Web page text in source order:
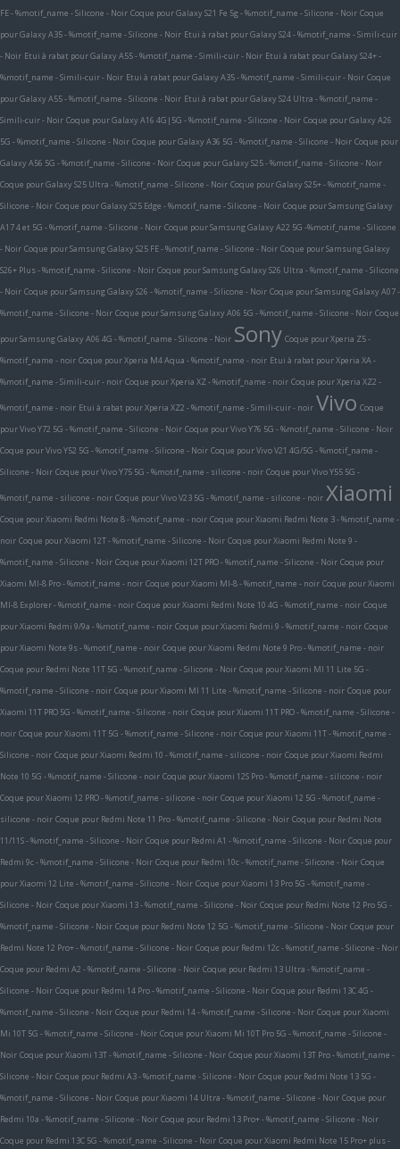
FE - %motif_name - Silicone - Noir Coque pour Galaxy S21 Fe 5g - %motif_name - Silicone - Noir Coque
pour Galaxy A35 - %motif_name - Silicone - Noir Etui à rabat pour Galaxy S24 - %motif_name - Simili-cuir
- Noir Etui à rabat pour Galaxy A55 - %motif_name - Simili-cuir - Noir Etui à rabat pour Galaxy S24+ -
%motif_name - Simili-cuir - Noir Etui à rabat pour Galaxy A35 - %motif_name - Simili-cuir - Noir Coque
pour Galaxy A55 - %motif_name - Silicone - Noir Etui à rabat pour Galaxy S24 Ultra - %motif_name -
Simili-cuir - Noir Coque pour Galaxy A16 4G|5G - %motif_name - Silicone - Noir Coque pour Galaxy A26
5G - %motif_name - Silicone - Noir Coque pour Galaxy A36 5G - %motif_name - Silicone - Noir Coque pour
Galaxy A56 5G - %motif_name - Silicone - Noir Coque pour Galaxy S25 - %motif_name - Silicone - Noir
Coque pour Galaxy S25 Ultra - %motif_name - Silicone - Noir Coque pour Galaxy S25+ - %motif_name -
Silicone - Noir Coque pour Galaxy S25 Edge - %motif_name - Silicone - Noir Coque pour Samsung Galaxy
A17 4 et 5G - %motif_name - Silicone - Noir Coque pour Samsung Galaxy A22 5G -%motif_name - Silicone
- Noir Coque pour Samsung Galaxy S25 FE - %motif_name - Silicone - Noir Coque pour Samsung Galaxy
S26+ Plus - %motif_name - Silicone - Noir Coque pour Samsung Galaxy S26 Ultra - %motif_name - Silicone
- Noir Coque pour Samsung Galaxy S26 - %motif_name - Silicone - Noir Coque pour Samsung Galaxy A07 -
%motif_name - Silicone - Noir Coque pour Samsung Galaxy A06 5G - %motif_name - Silicone - Noir Coque
pour Samsung Galaxy A06 4G - %motif_name - Silicone - Noir Sony Coque pour Xperia Z5 -
%motif_name - noir Coque pour Xperia M4 Aqua - %motif_name - noir Etui à rabat pour Xperia XA -
%motif_name - Simili-cuir - noir Coque pour Xperia XZ - %motif_name - noir Coque pour Xperia XZ2 -
%motif_name - noir Etui à rabat pour Xperia XZ2 - %motif_name - Simili-cuir - noir Vivo Coque
pour Vivo Y72 5G - %motif_name - Silicone - Noir Coque pour Vivo Y76 5G - %motif_name - Silicone - Noir
Coque pour Vivo Y52 5G - %motif_name - Silicone - Noir Coque pour Vivo V21 4G/5G - %motif_name -
Silicone - Noir Coque pour Vivo Y75 5G - %motif_name - silicone - noir Coque pour Vivo Y55 5G -
%motif_name - silicone - noir Coque pour Vivo V23 5G - %motif_name - silicone - noir Xiaomi
Coque pour Xiaomi Redmi Note 8 - %motif_name - noir Coque pour Xiaomi Redmi Note 3 - %motif_name -
noir Coque pour Xiaomi 12T - %motif_name - Silicone - Noir Coque pour Xiaomi Redmi Note 9 -
%motif_name - Silicone - Noir Coque pour Xiaomi 12T PRO - %motif_name - Silicone - Noir Coque pour
Xiaomi MI-8 Pro - %motif_name - noir Coque pour Xiaomi MI-8 - %motif_name - noir Coque pour Xiaomi
MI-8 Explorer - %motif_name - noir Coque pour Xiaomi Redmi Note 10 4G - %motif_name - noir Coque
pour Xiaomi Redmi 9/9a - %motif_name - noir Coque pour Xiaomi Redmi 9 - %motif_name - noir Coque
pour Xiaomi Note 9s - %motif_name - noir Coque pour Xiaomi Redmi Note 9 Pro - %motif_name - noir
Coque pour Redmi Note 11T 5G - %motif_name - Silicone - Noir Coque pour Xiaomi MI 11 Lite 5G -
%motif_name - Silicone - noir Coque pour Xiaomi MI 11 Lite - %motif_name - Silicone - noir Coque pour
Xiaomi 11T PRO 5G - %motif_name - Silicone - noir Coque pour Xiaomi 11T PRO - %motif_name - Silicone -
noir Coque pour Xiaomi 11T 5G - %motif_name - Silicone - noir Coque pour Xiaomi 11T - %motif_name -
Silicone - noir Coque pour Xiaomi Redmi 10 - %motif_name - silicone - noir Coque pour Xiaomi Redmi
Note 10 5G - %motif_name - Silicone - noir Coque pour Xiaomi 12S Pro - %motif_name - silicone - noir
Coque pour Xiaomi 12 PRO - %motif_name - silicone - noir Coque pour Xiaomi 12 5G - %motif_name -
silicone - noir Coque pour Redmi Note 11 Pro - %motif_name - Silicone - Noir Coque pour Redmi Note
11/11S - %motif_name - Silicone - Noir Coque pour Redmi A1 - %motif_name - Silicone - Noir Coque pour
Redmi 9c - %motif_name - Silicone - Noir Coque pour Redmi 10c - %motif_name - Silicone - Noir Coque
pour Xiaomi 12 Lite - %motif_name - Silicone - Noir Coque pour Xiaomi 13 Pro 5G - %motif_name -
Silicone - Noir Coque pour Xiaomi 13 - %motif_name - Silicone - Noir Coque pour Redmi Note 12 Pro 5G -
%motif_name - Silicone - Noir Coque pour Redmi Note 12 5G - %motif_name - Silicone - Noir Coque pour
Redmi Note 12 Pro+ - %motif_name - Silicone - Noir Coque pour Redmi 12c - %motif_name - Silicone - Noir
Coque pour Redmi A2 - %motif_name - Silicone - Noir Coque pour Redmi 13 Ultra - %motif_name -
Silicone - Noir Coque pour Redmi 14 Pro - %motif_name - Silicone - Noir Coque pour Redmi 13C 4G -
%motif_name - Silicone - Noir Coque pour Redmi 14 - %motif_name - Silicone - Noir Coque pour Xiaomi
Mi 10T 5G - %motif_name - Silicone - Noir Coque pour Xiaomi Mi 10T Pro 5G - %motif_name - Silicone -
Noir Coque pour Xiaomi 13T - %motif_name - Silicone - Noir Coque pour Xiaomi 13T Pro - %motif_name -
Silicone - Noir Coque pour Redmi A3 - %motif_name - Silicone - Noir Coque pour Redmi Note 13 5G -
%motif_name - Silicone - Noir Coque pour Xiaomi 14 Ultra - %motif_name - Silicone - Noir Coque pour
Redmi 10a - %motif_name - Silicone - Noir Coque pour Redmi 13 Pro+ - %motif_name - Silicone - Noir
Coque pour Redmi 13C 5G - %motif_name - Silicone - Noir Coque pour Xiaomi Redmi Note 15 Pro+ plus -